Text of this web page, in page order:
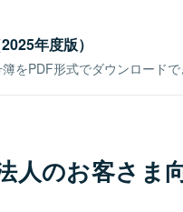
年度版）
をPDF形式でダウンロードで
人のお客さま